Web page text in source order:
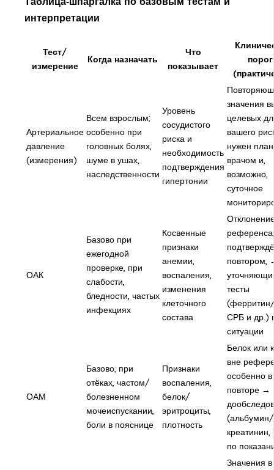
интерпретации
Тест/
измерение
Когда назначать
Что
показывает
Артериальное
давление
(измерения)
Всем взрослым;
особенно при
головных болях,
шуме в ушах,
наследственности
Уровень
сосудистого
риска и
необходимость
подтверждения
гипертонии
значения
целевых
вашего
нужен
врачом и,
возможно,
суточное
ОАК
Базово при
ежегодной
проверке, при
слабости,
бледности, частых
инфекциях
Косвенные
признаки
анемии,
воспаления,
изменения
клеточного
состава
референса,
повтором,
тесты
СРБ и др.)
ситуации
ОАМ
Базово; при
отёках, частом/
болезненном
мочеиспускании,
боли в пояснице
Признаки
воспаления,
белок/
эритроциты,
плотность
Белок или
вне
особенно в
повторе →
(альбумин/
по
Значения в